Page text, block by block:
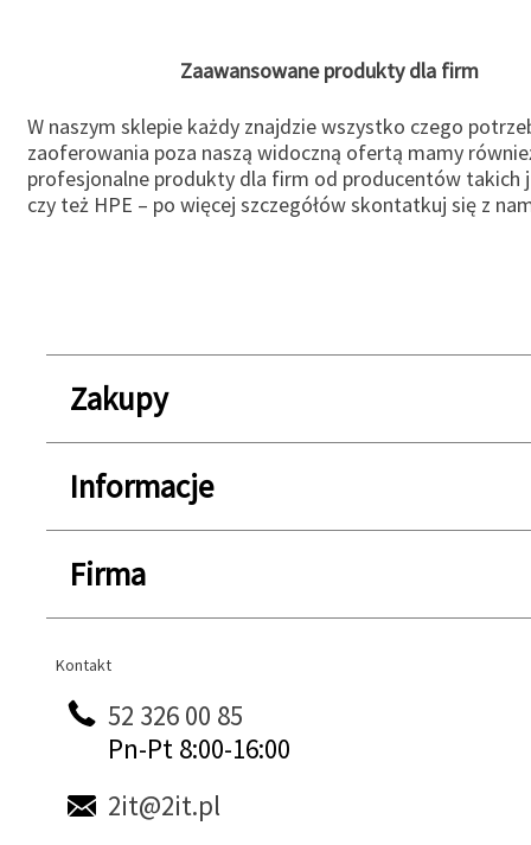
Zaawansowane produkty dla firm
W naszym sklepie każdy znajdzie wszystko czego
zaoferowania poza naszą widoczną ofertą mamy
profesjonalne produkty dla firm od producentów takich
czy też HPE – po więcej szczegółów skontatkuj się z
Zakupy
Informacje
Firma
Kontakt
Kontakt
52 326 00 85
Pn-Pt 8:00-16:00
2it@2it.pl